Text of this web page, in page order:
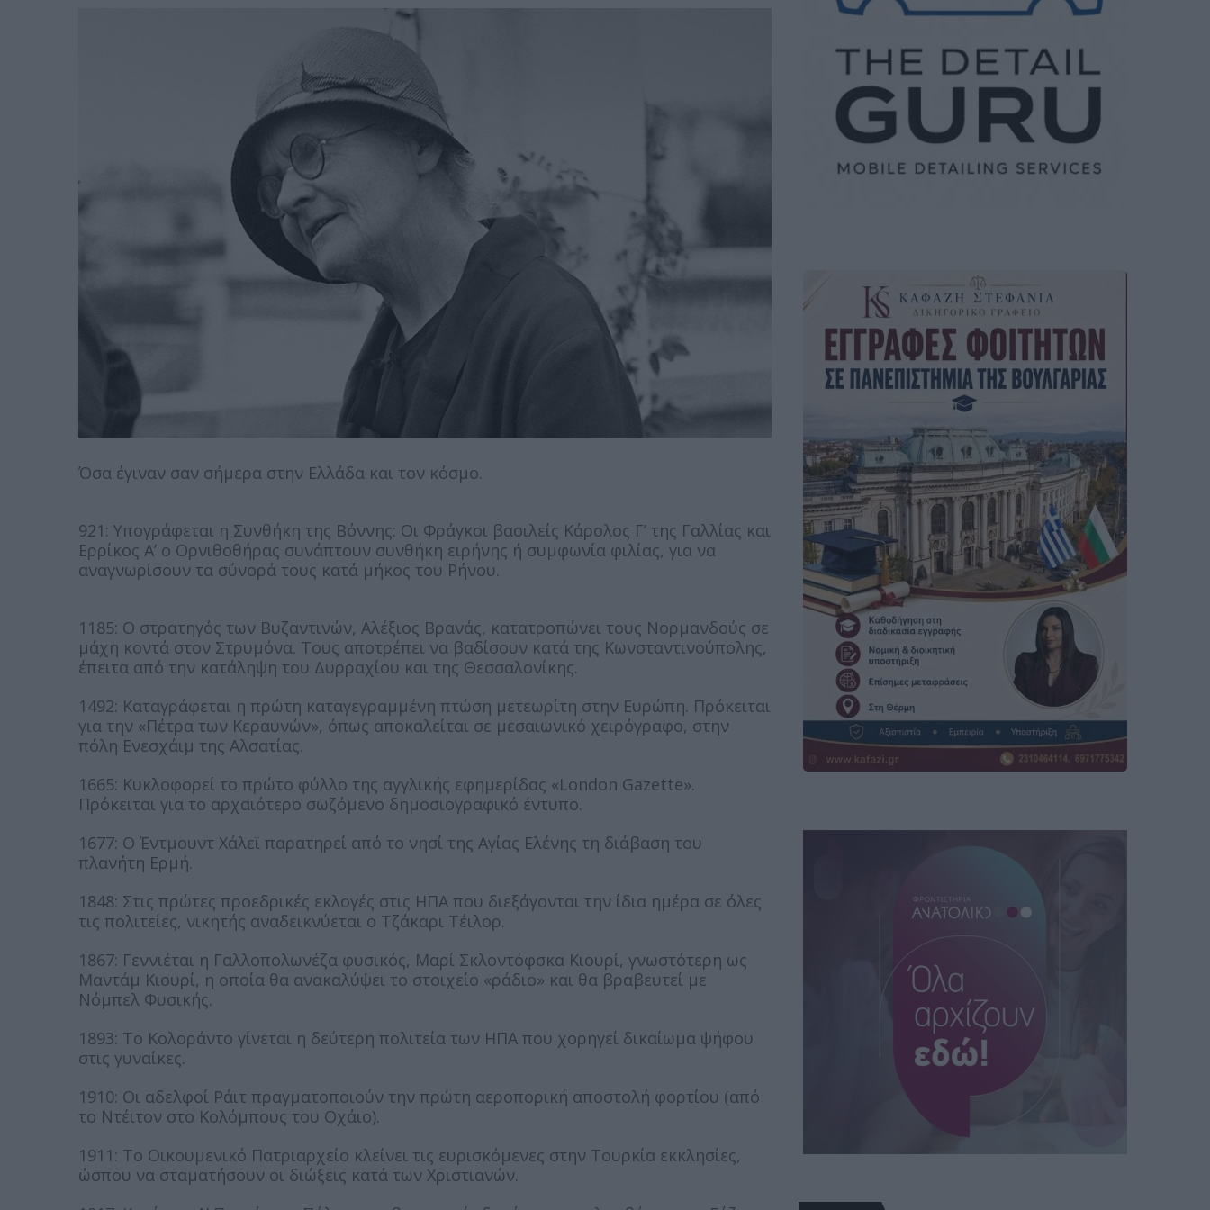
Όσα έγιναν σαν σήμερα στην Ελλάδα και τον κόσμο.
921: Υπογράφεται η Συνθήκη της Βόννης: Οι Φράγκοι βασιλείς Κάρολος Γ’ της Γαλλίας και
Ερρίκος Α’ ο Ορνιθοθήρας συνάπτουν συνθήκη ειρήνης ή συμφωνία φιλίας, για να
αναγνωρίσουν τα σύνορά τους κατά μήκος του Ρήνου.
1185: Ο στρατηγός των Βυζαντινών, Αλέξιος Βρανάς, κατατροπώνει τους Νορμανδούς σε
μάχη κοντά στον Στρυμόνα. Τους αποτρέπει να βαδίσουν κατά της Κωνσταντινούπολης,
έπειτα από την κατάληψη του Δυρραχίου και της Θεσσαλονίκης.
1492: Καταγράφεται η πρώτη καταγεγραμμένη πτώση μετεωρίτη στην Ευρώπη. Πρόκειται
για την «Πέτρα των Κεραυνών», όπως αποκαλείται σε μεσαιωνικό χειρόγραφο, στην
πόλη Ενεσχάιμ της Αλσατίας.
1665: Κυκλοφορεί το πρώτο φύλλο της αγγλικής εφημερίδας «London Gazette».
Πρόκειται για το αρχαιότερο σωζόμενο δημοσιογραφικό έντυπο.
1677: Ο Έντμουντ Χάλεϊ παρατηρεί από το νησί της Αγίας Ελένης τη διάβαση του
πλανήτη Ερμή.
1848: Στις πρώτες προεδρικές εκλογές στις ΗΠΑ που διεξάγονται την ίδια ημέρα σε όλες
τις πολιτείες, νικητής αναδεικνύεται ο Τζάκαρι Τέιλορ.
1867: Γεννιέται η Γαλλοπολωνέζα φυσικός, Μαρί Σκλοντόφσκα Κιουρί, γνωστότερη ως
Μαντάμ Κιουρί, η οποία θα ανακαλύψει το στοιχείο «ράδιο» και θα βραβευτεί με
Νόμπελ Φυσικής.
1893: Το Κολοράντο γίνεται η δεύτερη πολιτεία των ΗΠΑ που χορηγεί δικαίωμα ψήφου
στις γυναίκες.
1910: Οι αδελφοί Ράιτ πραγματοποιούν την πρώτη αεροπορική αποστολή φορτίου (από
το Ντέιτον στο Κολόμπους του Οχάιο).
1911: Το Οικουμενικό Πατριαρχείο κλείνει τις ευρισκόμενες στην Τουρκία εκκλησίες,
ώσπου να σταματήσουν οι διώξεις κατά των Χριστιανών.